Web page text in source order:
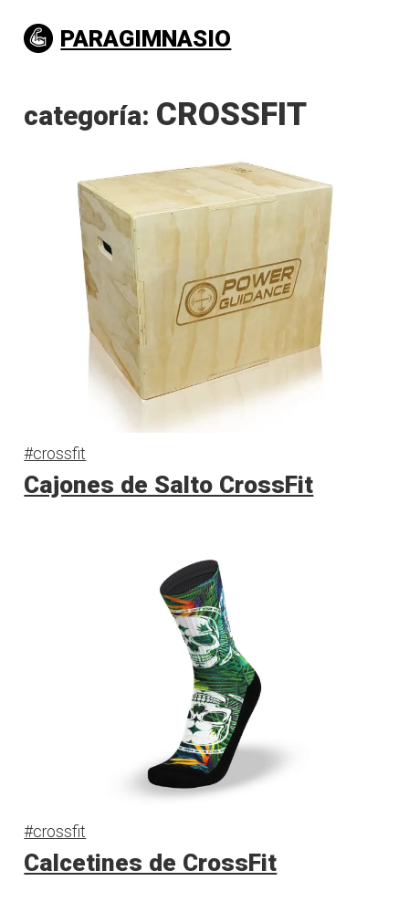
PARAGIMNASIO
categoría: CROSSFIT
#crossfit
Cajones de Salto CrossFit
#crossfit
Calcetines de CrossFit